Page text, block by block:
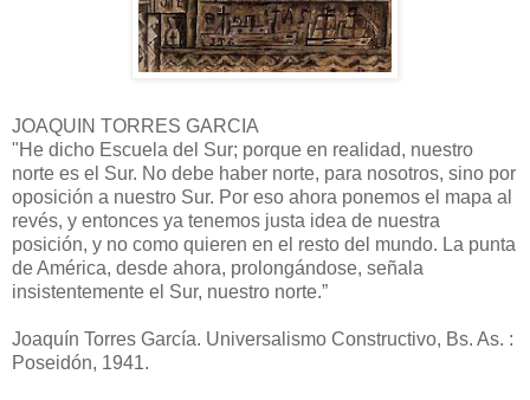
JOAQUIN TORRES GARCIA
"He dicho Escuela del Sur; porque en realidad, nuestro
norte es el Sur. No debe haber norte, para nosotros, sino por
oposición a nuestro Sur. Por eso ahora ponemos el mapa al
revés, y entonces ya tenemos justa idea de nuestra
posición, y no como quieren en el resto del mundo. La punta
de América, desde ahora, prolongándose, señala
insistentemente el Sur, nuestro norte.”
Joaquín Torres García. Universalismo Constructivo, Bs. As. :
Poseidón, 1941.